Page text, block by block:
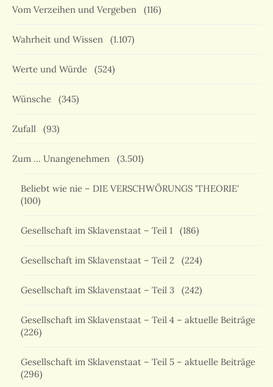
Vom Verzeihen und Vergeben (116)
Wahrheit und Wissen (1.107)
Werte und Würde (524)
Wünsche (345)
Zufall (93)
Zum … Unangenehmen (3.501)
Beliebt wie nie – DIE VERSCHWÖRUNGS 'THEORIE'
(100)
Gesellschaft im Sklavenstaat – Teil 1 (186)
Gesellschaft im Sklavenstaat – Teil 2 (224)
Gesellschaft im Sklavenstaat – Teil 3 (242)
Gesellschaft im Sklavenstaat – Teil 4 – aktuelle Beiträge
(226)
Gesellschaft im Sklavenstaat – Teil 5 – aktuelle Beiträge
(296)